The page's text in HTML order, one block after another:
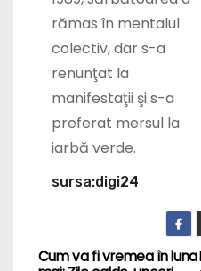
colectiv, dar s-a
renunţat la
manifestaţii şi s-a
preferat mersul la
iarbă verde.
sursa:digi24
Cum va fi vremea în luna
mai: Zile calde, uneori
caniculare, dar și